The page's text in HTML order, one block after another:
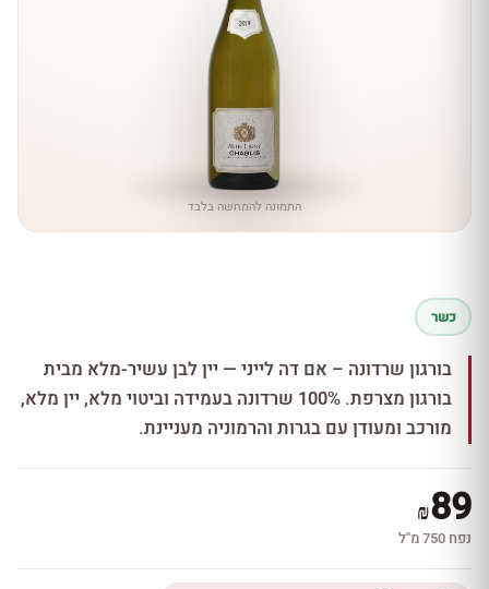
התמונה להמחשה בלבד
כשר
בורגון שרדונה – אם דה לייני — יין לבן עשיר-מלא מבית
בורגון מצרפת. 100% שרדונה בעמידה וביטוי מלא, יין מלא,
מורכב ומעודן עם בגרות והרמוניה מעניינת.
₪89
נפח 750 מ''ל